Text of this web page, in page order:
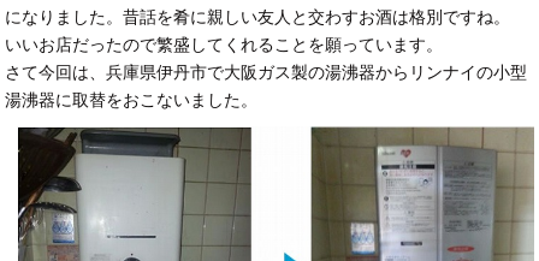
になりました。昔話を肴に親しい友人と交わすお酒は格別ですね。
いいお店だったので繁盛してくれることを願っています。
さて今回は、兵庫県伊丹市で大阪ガス製の湯沸器からリンナイの小型
湯沸器に取替をおこないました。